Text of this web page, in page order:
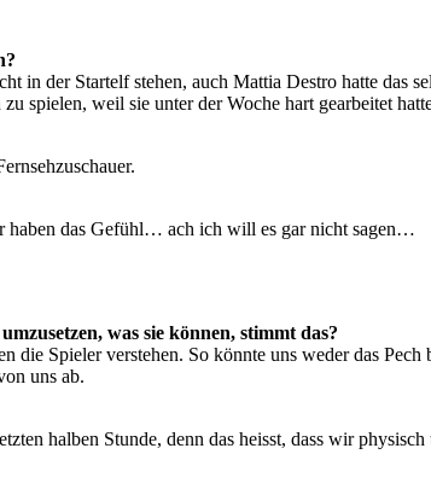
der Startelf stehen, auch Mattia Destro hatte das
spielen, weil sie unter der Woche hart gearbeitet
haben das Gefühl… ach ich will es gar nicht sagen…
was sie können, stimmt das?
Spieler verstehen. So könnte uns weder das
uns ab.
halben Stunde, denn das heisst, dass wir